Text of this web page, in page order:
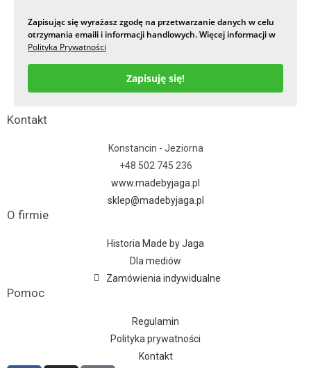
Zapisując się wyrażasz zgodę na przetwarzanie danych w celu
otrzymania emaili i informacji handlowych. Więcej informacji w
Polityka Prywatności
Zapisuję się!
Kontakt
Konstancin - Jeziorna
+48 502 745 236
www.madebyjaga.pl
sklep@madebyjaga.pl
O firmie
Historia Made by Jaga
Dla mediów
Zamówienia indywidualne
Pomoc
Regulamin
Polityka prywatności
Kontakt